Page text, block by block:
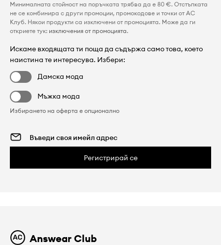
Минималната стойност на поръчката трябва да е 80 €. Отстъпката
не се комбинира с други промоции, промокодове и точки от AC
Клуб. Някои продукти са изключени от промоцията. Може да ги
откриете тук: изключения от промоцията.
Искаме входящата ти поща да съдържа само това, което
наистина те интересува. Избери:
Дамска мода
Мъжка мода
Избирането на оферта е опционално
Регистрирай се
Answear Club